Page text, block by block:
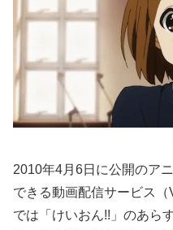
2010年4月6日に公開のア
できる動画配信サービス
では「けいおん!!」のあら